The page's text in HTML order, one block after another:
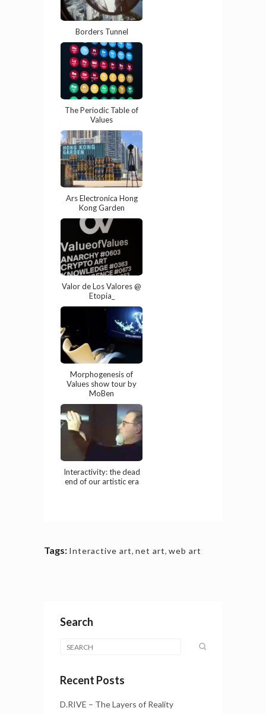
Borders Tunnel
The Periodic Table of
Values
Ars Electronica Hong
Kong Garden
Valor de Los Valores @
Etopia_
Morphogenesis of
Values show tour by
MoBen
Interactivity: the dead
end of our artistic era
Tags: Interactive art, net art, web art
Search
Recent Posts
D.RIVE – The Layers of Reality